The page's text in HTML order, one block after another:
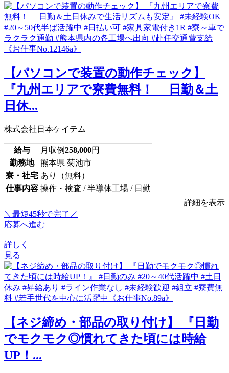
【パソコンで装置の動作チェック】
『九州エリアで寮費無料！ 日勤＆土
日休...
株式会社日本ケイテム
給与 月収例258,000円
勤務地
熊本県 菊池市
寮・社宅 あり（無料）
仕事内容 操作・検査 / 半導体工場 / 日勤
詳細を表示
＼最短45秒で完了／
応募へ進む
詳しく
見る
【ネジ締め・部品の取り付け】 『日勤
でモクモク◎慣れてきた頃には時給
UP！...